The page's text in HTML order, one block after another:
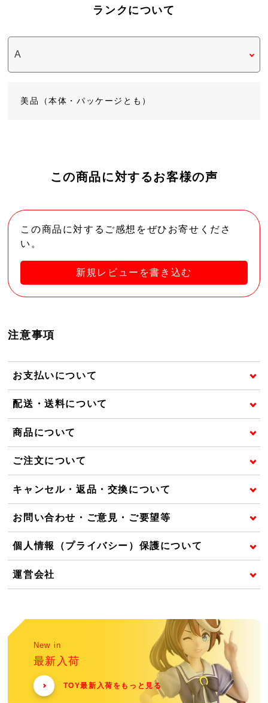
ランクについて
美品（本体・パッケージとも）
この商品に対するお客様の声
この商品に対するご感想をぜひお寄せくださ
い。
新規レビューを書き込む
注意事項
お支払いについて
配送・送料について
商品について
ご注文について
キャンセル・返品・交換について
お問い合わせ・ご意見・ご要望等
個人情報（プライバシー）保護について
運営会社
New in
最新入荷
TOY最新入荷をもっと見る